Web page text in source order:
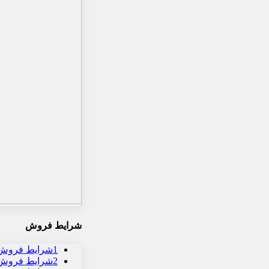
شرایط فروش
1شرایط فروش
2شرایط فروش